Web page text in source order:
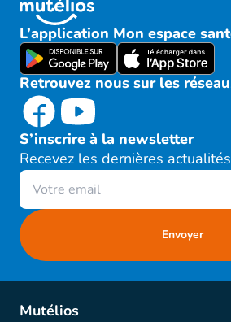
L’application Mon espace
Retrouvez nous sur les
S’inscrire à la newsletter
Recevez les dernières
Mutélios